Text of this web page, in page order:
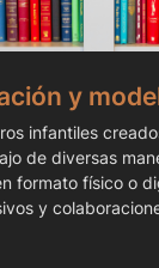
y
infantiles
de diversas
formato físico o
y